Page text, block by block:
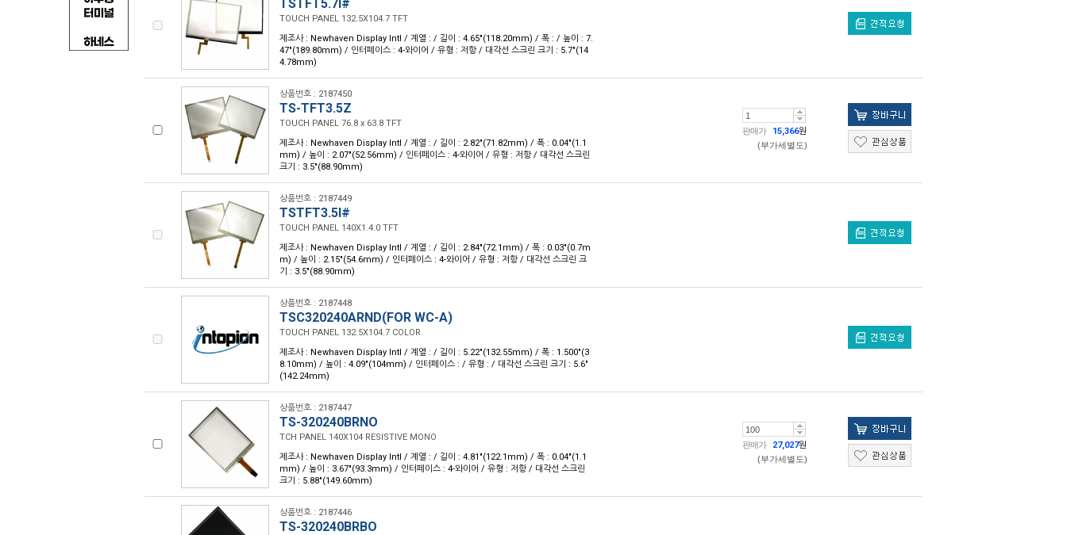
TSTFT5.7I#
TOUCH PANEL 132.5X104.7 TFT
제조사 : Newhaven Display Intl / 계열 : / 길이 : 4.65"(118.20mm) / 폭 : / 높이 : 7.
47"(189.80mm) / 인터페이스 : 4-와이어 / 유형 : 저항 / 대각선 스크린 크기 : 5.7"(14
4.78mm)
상품번호 : 2187450
TS-TFT3.5Z
TOUCH PANEL 76.8 x 63.8 TFT
제조사 : Newhaven Display Intl / 계열 : / 길이 : 2.82"(71.82mm) / 폭 : 0.04"(1.1
mm) / 높이 : 2.07"(52.56mm) / 인터페이스 : 4-와이어 / 유형 : 저항 / 대각선 스크린
크기 : 3.5"(88.90mm)
판매가 15,366원
(부가세별도)
상품번호 : 2187449
TSTFT3.5I#
TOUCH PANEL 140X1.4.0 TFT
제조사 : Newhaven Display Intl / 계열 : / 길이 : 2.84"(72.1mm) / 폭 : 0.03"(0.7m
m) / 높이 : 2.15"(54.6mm) / 인터페이스 : 4-와이어 / 유형 : 저항 / 대각선 스크린 크
기 : 3.5"(88.90mm)
상품번호 : 2187448
TSC320240ARND(FOR WC-A)
TOUCH PANEL 132.5X104.7 COLOR
제조사 : Newhaven Display Intl / 계열 : / 길이 : 5.22"(132.55mm) / 폭 : 1.500"(3
8.10mm) / 높이 : 4.09"(104mm) / 인터페이스 : / 유형 : / 대각선 스크린 크기 : 5.6"
(142.24mm)
상품번호 : 2187447
TS-320240BRNO
TCH PANEL 140X104 RESISTIVE MONO
제조사 : Newhaven Display Intl / 계열 : / 길이 : 4.81"(122.1mm) / 폭 : 0.04"(1.1
mm) / 높이 : 3.67"(93.3mm) / 인터페이스 : 4-와이어 / 유형 : 저항 / 대각선 스크린
크기 : 5.88"(149.60mm)
판매가 27,027원
(부가세별도)
상품번호 : 2187446
TS-320240BRBO